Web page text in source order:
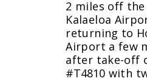
2 miles off
Kalaeloa
returning to
Airport a few
after take-off
#T4810 with